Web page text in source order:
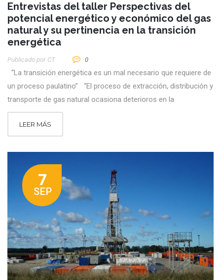
Entrevistas del taller Perspectivas del
potencial energético y económico del gas
natural y su pertinencia en la transición
energética
Publicado por CT 0
“La transición energética es un mal necesario que requiere de
un proceso paulatino” “El proceso de extracción, distribución y
transporte de gas natural ocasiona deterioros en la
LEER MÁS
7
SEP